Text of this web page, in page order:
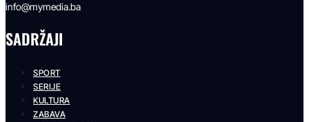
info@mymedia.ba
SADRŽAJI
SPORT
SERIJE
KULTURA
ZABAVA